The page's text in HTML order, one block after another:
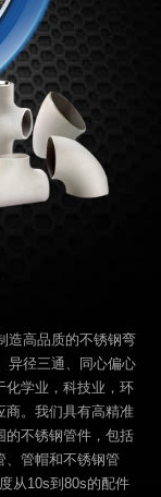
造高品质的不锈钢弯
异径三通、同心偏心
化学业，科技业，环
商。我们具有高精准
的不锈钢管件，包括
、管帽和不锈钢管
从10s到80s的配件